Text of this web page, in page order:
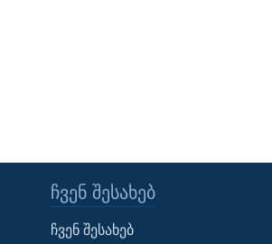
Learning English
ᲩᲕᲔᲜ ᲨᲔᲡᲐᲮᲔᲑ
ჩვენ შესახებ